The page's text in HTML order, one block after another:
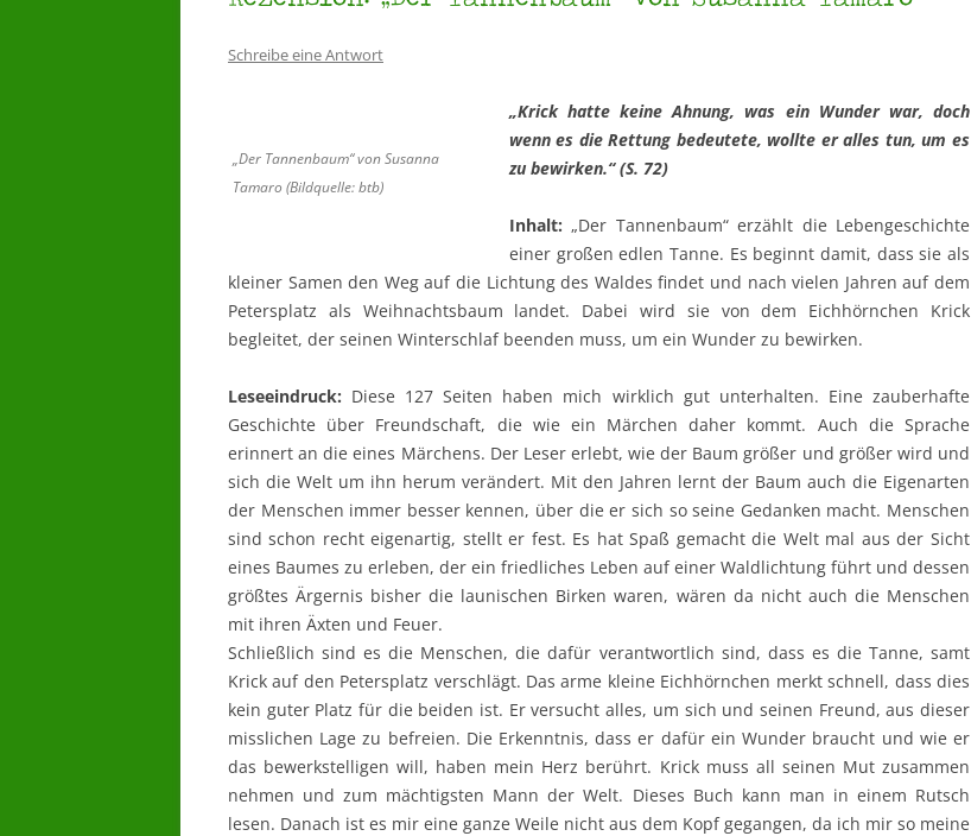
Schreibe eine Antwort
„Der Tannenbaum“ von Susanna
Tamaro (Bildquelle: btb)
„Krick hatte keine Ahnung, was ein Wunder war, doch
wenn es die Rettung bedeutete, wollte er alles tun, um es
zu bewirken.“ (S. 72)
Inhalt: „Der Tannenbaum“ erzählt die Lebengeschichte
einer großen edlen Tanne. Es beginnt damit, dass sie als
kleiner Samen den Weg auf die Lichtung des Waldes findet und nach vielen Jahren auf dem
Petersplatz als Weihnachtsbaum landet. Dabei wird sie von dem Eichhörnchen Krick
begleitet, der seinen Winterschlaf beenden muss, um ein Wunder zu bewirken.
Leseeindruck: Diese 127 Seiten haben mich wirklich gut unterhalten. Eine zauberhafte
Geschichte über Freundschaft, die wie ein Märchen daher kommt. Auch die Sprache
erinnert an die eines Märchens. Der Leser erlebt, wie der Baum größer und größer wird und
sich die Welt um ihn herum verändert. Mit den Jahren lernt der Baum auch die Eigenarten
der Menschen immer besser kennen, über die er sich so seine Gedanken macht. Menschen
sind schon recht eigenartig, stellt er fest. Es hat Spaß gemacht die Welt mal aus der Sicht
eines Baumes zu erleben, der ein friedliches Leben auf einer Waldlichtung führt und dessen
größtes Ärgernis bisher die launischen Birken waren, wären da nicht auch die Menschen
mit ihren Äxten und Feuer.
Schließlich sind es die Menschen, die dafür verantwortlich sind, dass es die Tanne, samt
Krick auf den Petersplatz verschlägt. Das arme kleine Eichhörnchen merkt schnell, dass dies
kein guter Platz für die beiden ist. Er versucht alles, um sich und seinen Freund, aus dieser
misslichen Lage zu befreien. Die Erkenntnis, dass er dafür ein Wunder braucht und wie er
das bewerkstelligen will, haben mein Herz berührt. Krick muss all seinen Mut zusammen
nehmen und zum mächtigsten Mann der Welt. Dieses Buch kann man in einem Rutsch
lesen. Danach ist es mir eine ganze Weile nicht aus dem Kopf gegangen, da ich mir so meine